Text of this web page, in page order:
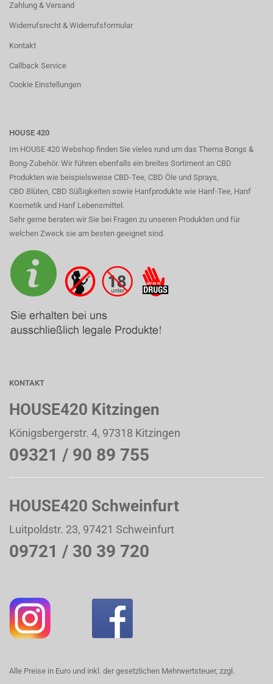
Zahlung & Versand
Widerrufsrecht & Widerrufsformular
Kontakt
Callback Service
Cookie Einstellungen
HOUSE 420
Im HOUSE 420 Webshop finden Sie vieles rund um das Thema Bongs &
Bong-Zubehör. Wir führen ebenfalls ein breites Sortiment an CBD
Produkten wie beispielsweise CBD-Tee, CBD Öle und Sprays,
CBD Blüten, CBD Süßigkeiten sowie Hanfprodukte wie Hanf-Tee, Hanf
Kosmetik und Hanf Lebensmittel.
Sehr gerne beraten wir Sie bei Fragen zu unseren Produkten und für
welchen Zweck sie am besten geeignet sind.
KONTAKT
HOUSE420 Kitzingen
Königsbergerstr. 4, 97318 Kitzingen
09321 / 90 89 755
HOUSE420 Schweinfurt
Luitpoldstr. 23, 97421 Schweinfurt
09721 / 30 39 720
Alle Preise in Euro und inkl. der gesetzlichen Mehrwertsteuer, zzgl.